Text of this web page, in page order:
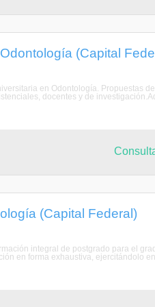
(Capital
en Odontología. Propuestas
docentes y de
(Capital Federal)
integral de postgrado para el
en forma exhaustiva, ejercitándolo